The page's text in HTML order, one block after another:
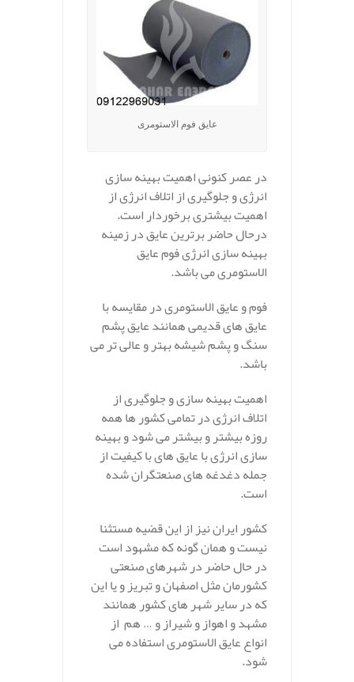
عایق فوم الاستومری
در عصر کنونیاهمیت بهینه سازی
انرژی و جلوگیری از اتلاف انرژی از
اهمیت بیشتری برخوردار است.
درحال حاضر برترین عایق در زمینه
بهینه سازی انرژی فوم عایق
الاستومری می باشد.
فوم و عایق الاستومری در مقایسه با
عایق های قدیمی همانند عایق پشم
سنگ و پشم شیشه بهتر و عالی تر می
باشد.
اهمیت بهینه سازی و جلوگیری از
اتلاف انرژی در تمامی کشور ها همه
روزه بیشتر و بیشتر می شود و بهینه
سازی انرژی با عایق های با کیفیت از
جمله دغدغه های صنعتگران شده
است.
کشور ایران نیز از این قضیه مستثنا
نیست و همان گونه که مشهود است
در حال حاضر در شهرهای صنعتی
کشورمان مثل اصفهان و تبریز و یا این
که در سایر شهر های کشور همانند
مشهد و اهواز و شیراز و … هم از
انواع عایق الاستومری استفاده می
شود.